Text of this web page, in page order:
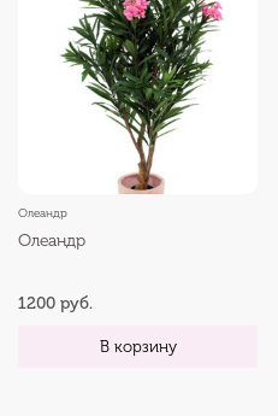
Олеандр
Олеандр
1200 руб.
В корзину